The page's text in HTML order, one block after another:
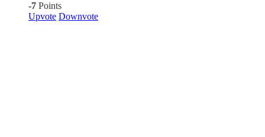
-7 Points
Upvote Downvote